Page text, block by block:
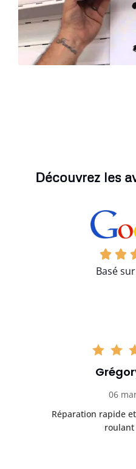
Découvrez les
Basé sur
06
Réparation rapide